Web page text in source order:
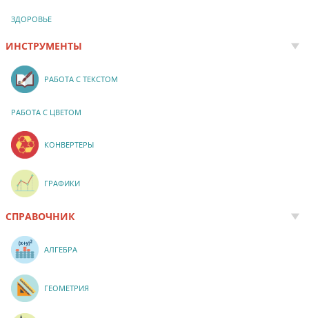
ЗДОРОВЬЕ
ИНСТРУМЕНТЫ
РАБОТА С ТЕКСТОМ
РАБОТА С ЦВЕТОМ
КОНВЕРТЕРЫ
ГРАФИКИ
СПРАВОЧНИК
АЛГЕБРА
ГЕОМЕТРИЯ